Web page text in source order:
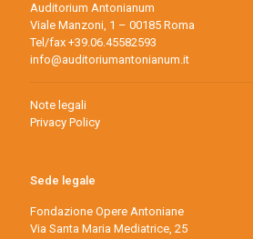
Auditorium Antonianum
Viale Manzoni, 1 – 00185 Roma
Tel/fax +39.06.45582593
info@auditoriumantonianum.it
Note legali
Privacy Policy
Sede legale
Fondazione Opere Antoniane
Via Santa Maria Mediatrice, 25